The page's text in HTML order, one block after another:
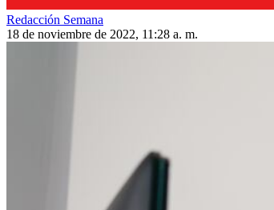
Redacción Semana
18 de noviembre de 2022, 11:28 a. m.